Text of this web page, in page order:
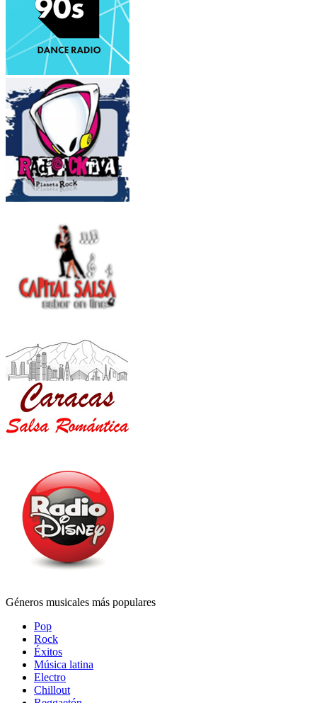
Géneros musicales más populares
Pop
Rock
Éxitos
Música latina
Electro
Chillout